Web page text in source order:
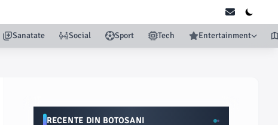
Sanatate Social Sport Tech Entertainment
RECENTE DIN BOTOSANI